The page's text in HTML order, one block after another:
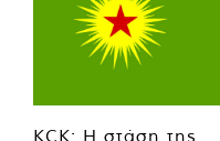
KCK: Η στάση της